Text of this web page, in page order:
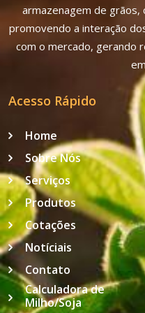
armazenagem de grãos,
promovendo a interação
com o mercado, gerando
Acesso Rápido
Home
Sobre Nós
Serviços
Produtos
Cotações
Notíciais
Contato
Calculadora de
Milho/Soja